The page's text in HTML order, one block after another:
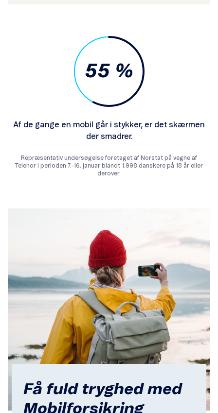
55 %
Af de gange en mobil går i stykker, er det skærmen
der smadrer.
Repræsentativ undersøgelse foretaget af Norstat på vegne af
Telenor i perioden 7.-16. januar blandt 1.998 danskere på 18 år eller
derover.
Få fuld tryghed med
Mobilforsikring